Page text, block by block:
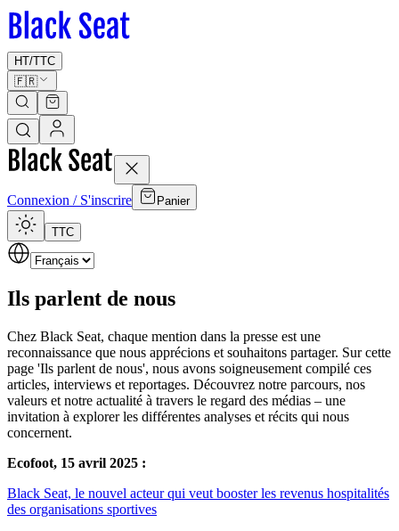
HT/TTC
🇫🇷
Connexion / S'inscrire Panier
TTC
Ils parlent de nous
Chez Black Seat, chaque mention dans la presse est une
reconnaissance que nous apprécions et souhaitons partager. Sur cette
page 'Ils parlent de nous', nous avons soigneusement compilé ces
articles, interviews et reportages. Découvrez notre parcours, nos
valeurs et notre actualité à travers le regard des médias – une
invitation à explorer les différentes analyses et récits qui nous
concernent.
Ecofoot, 15 avril 2025 :
Black Seat, le nouvel acteur qui veut booster les revenus hospitalités
des organisations sportives